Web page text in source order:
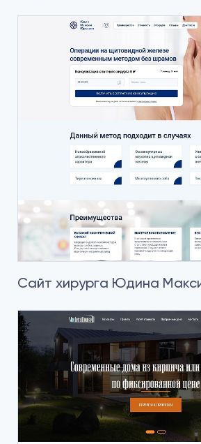
Сайт хирурга Юдина